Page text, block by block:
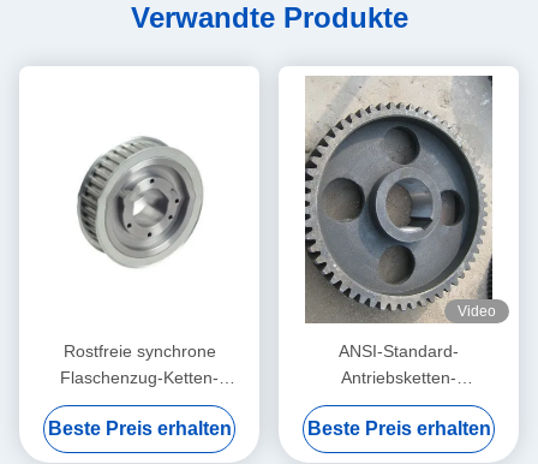
Verwandte Produkte
Rostfreie synchrone
Flaschenzug-Ketten-
Antriebskettenräder
Beste Preis erhalten
Video
ANSI-Standard-
Antriebsketten-
Spannkettenrad, das
gebohrtes Kettenrad trägt
Beste Preis erhalten